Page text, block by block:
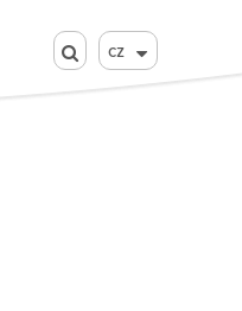
cz